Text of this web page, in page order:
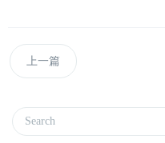
上一篇